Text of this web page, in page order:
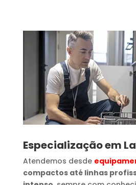
Especialização em
Atendemos desde
compactos até linhas